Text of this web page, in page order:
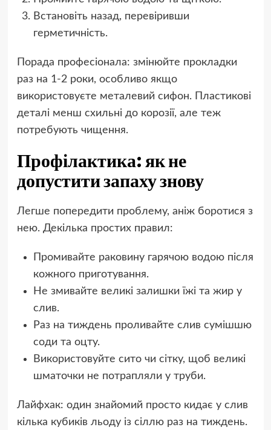
Встановіть назад, перевіривши
герметичність.
Порада професіонала: змінюйте прокладки
раз на 1-2 роки, особливо якщо
використовуєте металевий сифон. Пластикові
деталі менш схильні до корозії, але теж
потребують чищення.
Профілактика: як не
допустити запаху знову
Легше попередити проблему, аніж боротися з
нею. Декілька простих правил:
Промивайте раковину гарячою водою після
кожного приготування.
Не змивайте великі залишки їжі та жир у
слив.
Раз на тиждень проливайте слив сумішшю
соди та оцту.
Використовуйте сито чи сітку, щоб великі
шматочки не потрапляли у труби.
Лайфхак: один знайомий просто кидає у слив
кілька кубиків льоду із сіллю раз на тиждень.